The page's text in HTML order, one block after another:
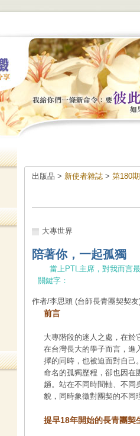
出版品 > 新使者雜誌 > 第180
大專世界
陪著你，一起孤獨
當上PTL主席，對我而言
關鍵字：
作者/李思穎 (台師長青團契契友
前言
大專階段的迷人之處，在於
在台灣長大的學子而言，進
擇的同時，也被迫面對自己
命名的孤獨歷程，卻也因在
趟。站在不同時間軸、不同
貌，同時象徵對團契的不同
提早18年開始的長青團契